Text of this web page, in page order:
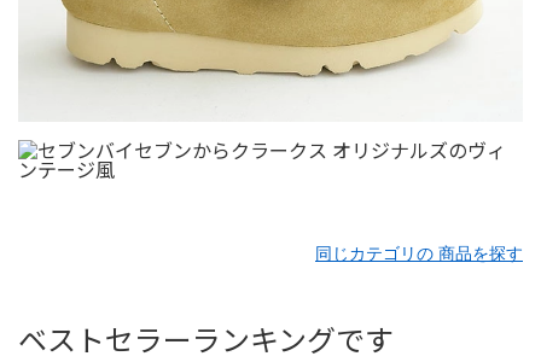
同じカテゴリの 商品を探す
ベストセラーランキングです